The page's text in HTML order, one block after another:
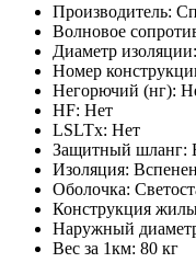
Производитель:
Волновое
Диаметр изоляции:
Номер
Негорючий (нг):
HF: Нет
LSLTx: Нет
Защитный шланг:
Изоляция:
Оболочка:
Конструкция
Наружный
Вес за 1км: 80 кг